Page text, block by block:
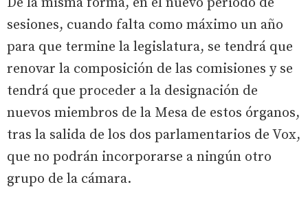
sesiones, cuando falta como máximo un año
para que termine la legislatura, se tendrá que
renovar la composición de las comisiones y se
tendrá que proceder a la designación de
nuevos miembros de la Mesa de estos órganos,
tras la salida de los dos parlamentarios de Vox,
que no podrán incorporarse a ningún otro
grupo de la cámara.